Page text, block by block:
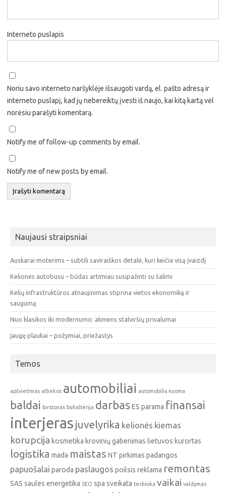
Interneto puslapis
Noriu savo interneto naršyklėje išsaugoti vardą, el. pašto adresą ir
interneto puslapį, kad jų nebereiktų įvesti iš naujo, kai kitą kartą vėl
norėsiu parašyti komentarą.
Notify me of follow-up comments by email.
Notify me of new posts by email.
Naujausi straipsniai
Auskarai moterims – subtili saviraiškos detalė, kuri keičia visą įvaizdį
Kelionės autobusu – būdas artimiau susipažinti su šalimi
Kelių infrastruktūros atnaujinimas stiprina vietos ekonomiką ir
saugumą
Nuo klasikos iki modernumo: akmens stalviršių privalumai
Įaugę plaukai – požymiai, priežastys
Temos
apšvietimas atliekos automobiliai automobiliu nuoma
baldai birstonas buhalterija darbas ES parama finansai
interjeras juvelyrika kelionės kiemas
korupcija kosmetika krovinių gabenimas lietuvos kurortas
logistika mada maistas NT pirkimas padangos
papuošalai paroda paslaugos poilsis reklama remontas
SAS saules energetika SEO spa sveikata technika vaikai valdymas